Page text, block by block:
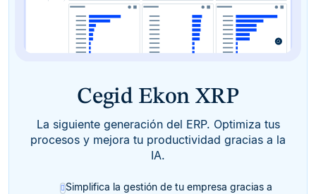
Cegid Ekon XRP
La siguiente generación del ERP. Optimiza tus
procesos y mejora tu productividad gracias a la
IA.
Simplifica la gestión de tu empresa gracias a